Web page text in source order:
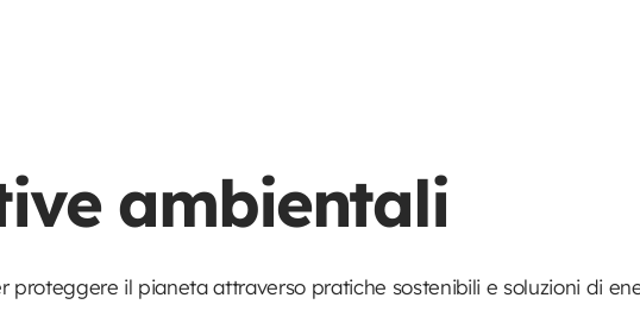
ambientali
proteggere il pianeta attraverso pratiche sostenibili e soluzioni di